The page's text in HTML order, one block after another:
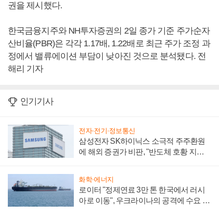
권을 제시했다.
한국금융지주와 NH투자증권의 2일 종가 기준 주가순자
산비율(PBR)은 각각 1.17배, 1.22배로 최근 주가 조정 과
정에서 밸류에이션 부담이 낮아진 것으로 분석됐다. 전
해리 기자
인기기사
전자·전기·정보통신
삼성전자 SK하이닉스 소극적 주주환원
에 해외 증권가 비판, "반도체 호황 지속
화학·에너지
로이터 "정제연료 3만 톤 한국에서 러시
아로 이동", 우크라이나의 공격에 수요 늘